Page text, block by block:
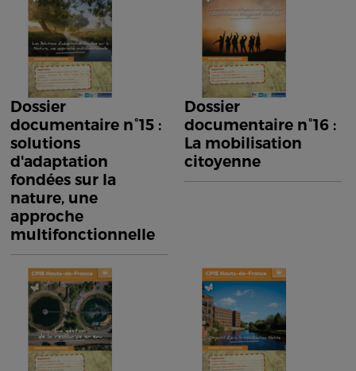
Dossier
documentaire n°15 :
solutions
d'adaptation
fondées sur la
nature, une
approche
multifonctionnelle
Dossier
documentaire n°16 :
La mobilisation
citoyenne